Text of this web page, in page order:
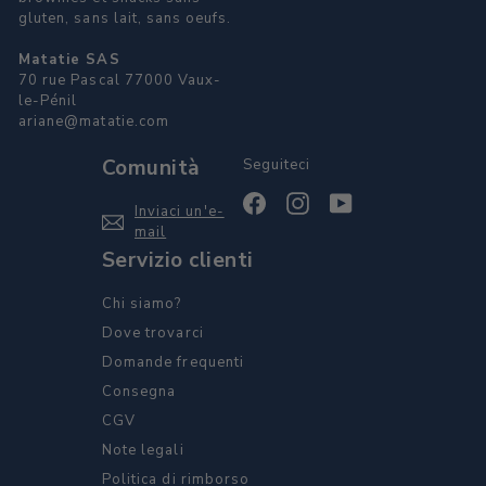
gluten, sans lait, sans oeufs.
Matatie SAS
70 rue Pascal 77000 Vaux-
le-Pénil
ariane@matatie.com
Comunità
Inviaci un'e-
mail
Seguiteci
FacebookInstagram
Servizio clienti
Chi siamo?
Dove trovarci
Domande frequenti
Consegna
CGV
Note legali
Politica di rimborso